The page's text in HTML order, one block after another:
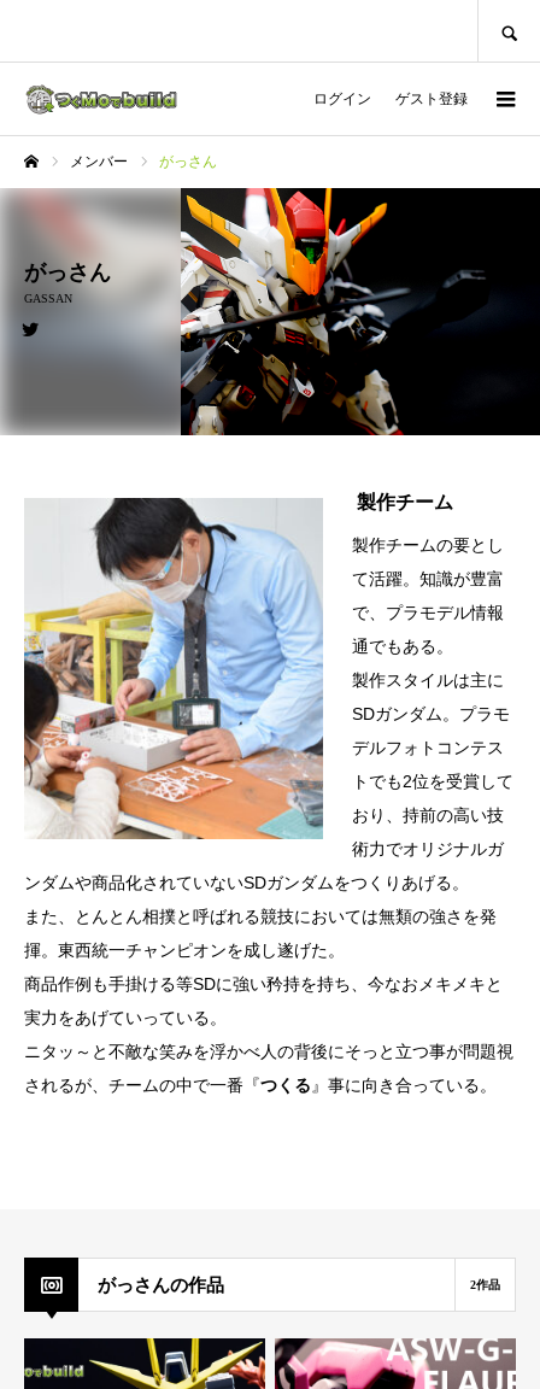
ログイン ゲスト登録
メンバー がっさん
がっさん
GASSAN
製作チーム
製作チームの要とし
て活躍。知識が豊富
で、プラモデル情報
通でもある。
製作スタイルは主に
SDガンダム。プラモ
デルフォトコンテス
トでも2位を受賞して
おり、持前の高い技
術力でオリジナルガ
ンダムや商品化されていないSDガンダムをつくりあげる。
また、とんとん相撲と呼ばれる競技においては無類の強さを発
揮。東西統一チャンピオンを成し遂げた。
商品作例も手掛ける等SDに強い矜持を持ち、今なおメキメキと
実力をあげていっている。
ニタッ～と不敵な笑みを浮かべ人の背後にそっと立つ事が問題視
されるが、チームの中で一番『つくる 』事に向き合っている。
がっさんの作品 2作品